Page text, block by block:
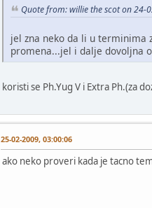
Quote from: willie the scot on 24-
jel zna neko da li u terminima
promena...jel i dalje dovoljna
koristi se Ph.Yug V i Extra Ph.(za
25-02-2009, 03:00:06
ako neko proveri kada je tacno